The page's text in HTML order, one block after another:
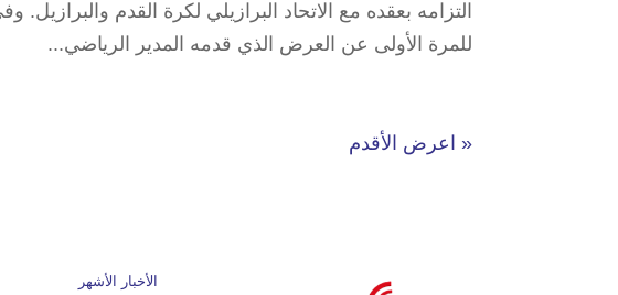
التزامه بعقده مع الاتحاد البرازيلي لكرة القدم
للمرة الأولى عن العرض الذي ​قدمه المدير ⁠الرياضي...
« اعرض الأقدم
الأخبار الأشهر